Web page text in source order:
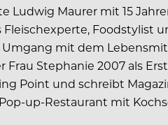
Maurer mit 15
Foodstylist
mit dem
Stephanie 2007 als
Point und schreibt
up-Restaurant mit